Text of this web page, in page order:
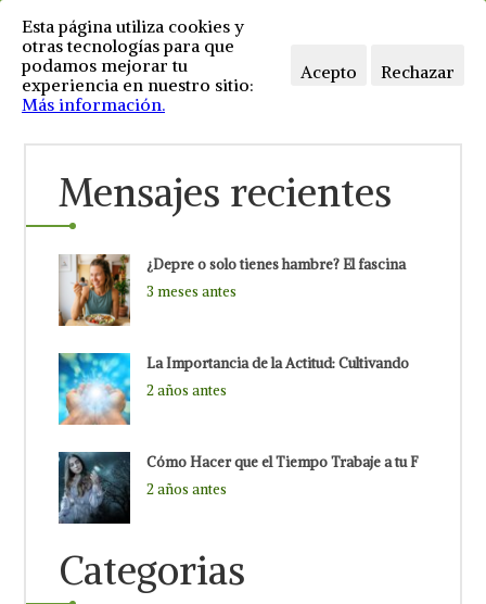
Mensajes recientes
¿Depre o solo tienes hambre? El fascina
3 meses antes
La Importancia de la Actitud: Cultivando
2 años antes
Cómo Hacer que el Tiempo Trabaje a tu F
2 años antes
Categorias
Esta página utiliza cookies y
otras tecnologías para que
podamos mejorar tu
experiencia en nuestro sitio:
Más información.
Acepto Rechazar